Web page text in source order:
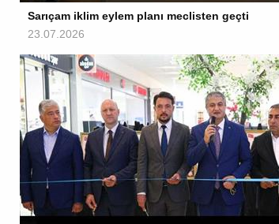
Sarıçam iklim eylem planı meclisten geçti
23.07.2026